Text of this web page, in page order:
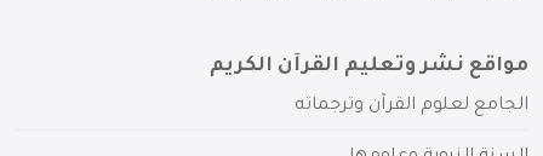
مواقع نشر وتعليم القرآن الكريم
الجامع لعلوم القرآن وترجماته